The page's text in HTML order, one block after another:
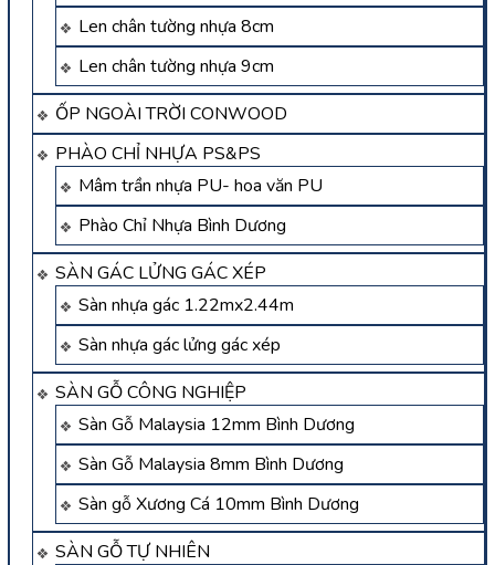
Len chân tường nhựa 8cm
Len chân tường nhựa 9cm
ỐP NGOÀI TRỜI CONWOOD
PHÀO CHỈ NHỰA PS&PS
Mâm trần nhựa PU- hoa văn PU
Phào Chỉ Nhựa Bình Dương
SÀN GÁC LỬNG GÁC XÉP
Sàn nhựa gác 1.22mx2.44m
Sàn nhựa gác lửng gác xép
SÀN GỖ CÔNG NGHIỆP
Sàn Gỗ Malaysia 12mm Bình Dương
Sàn Gỗ Malaysia 8mm Bình Dương
Sàn gỗ Xương Cá 10mm Bình Dương
SÀN GỖ TỰ NHIÊN